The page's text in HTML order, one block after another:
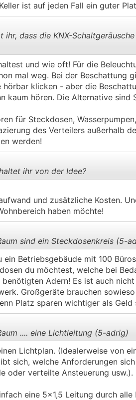
..
ist auf jeden Fall ein guter
..
ihr, dass die KNX-
und wie oft! Für die
mal weg. Bei der Beschattung
hörbar klicken - aber die
kaum hören. Die Alternative sind
für Steckdosen,
des Verteilers außerhalb
werden!
..
ihr von der Idee?
und zusätzliche Kosten.
haben möchte!
..
sind ein Steckdosenkreis (5-
Betriebsgebäude mit 100
du möchtest, welche bei
Adern! Es ist auch
Großgeräte brauchen
Platz sparen wichtiger als
..
.... eine Lichtleitung (5-adrig)
Lichtplan. (Idealerweise von
sich, welche Anforderungen
oder verteilte Ansteuerung
eine 5x1,5 Leitung durch